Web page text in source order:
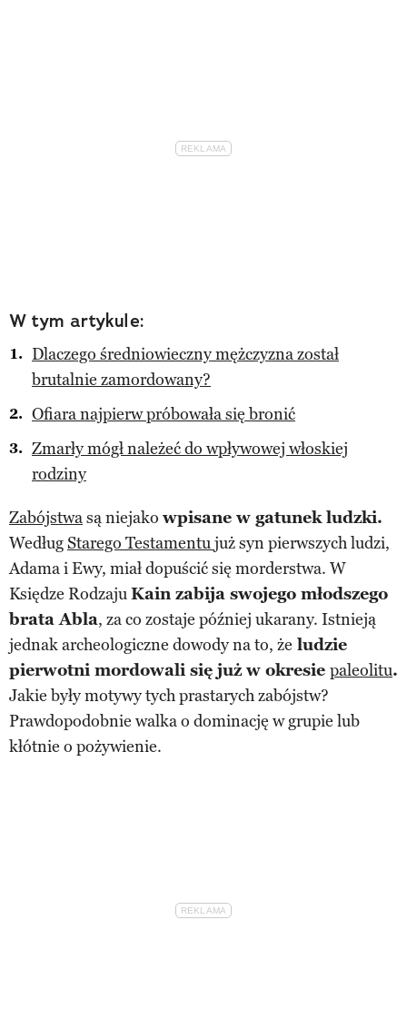
W tym artykule:
Dlaczego średniowieczny mężczyzna został
brutalnie zamordowany?
Ofiara najpierw próbowała się bronić
Zmarły mógł należeć do wpływowej włoskiej
rodziny
Zabójstwasą niejako wpisane w gatunek ludzki.
WedługStarego Testamentujuż syn pierwszych ludzi,
Adama i Ewy, miał dopuścić się morderstwa. W
Księdze RodzajuKain zabija swojego młodszego
brata Abla, za co zostaje później ukarany. Istnieją
jednak archeologiczne dowody na to, że ludzie
pierwotni mordowali się już w okresie paleolitu.
Jakie były motywy tych prastarych zabójstw?
Prawdopodobnie walka o dominację w grupie lub
kłótnie o pożywienie.